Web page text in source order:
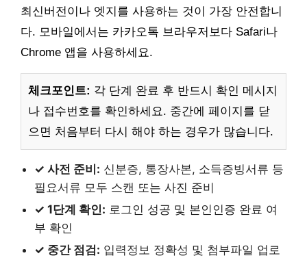
최신버전이나 엣지를 사용하는 것이 가장 안전합니
다. 모바일에서는 카카오톡 브라우저보다 Safari나
Chrome 앱을 사용하세요.
체크포인트: 각 단계 완료 후 반드시 확인 메시지
나 접수번호를 확인하세요. 중간에 페이지를 닫
으면 처음부터 다시 해야 하는 경우가 많습니다.
✓ 사전 준비: 신분증, 통장사본, 소득증빙서류 등
필요서류 모두 스캔 또는 사진 준비
✓ 1단계 확인: 로그인 성공 및 본인인증 완료 여
부 확인
✓ 중간 점검: 입력정보 정확성 및 첨부파일 업로